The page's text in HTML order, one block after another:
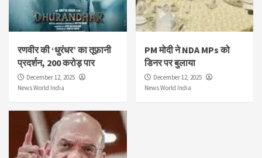
रणवीर की ‘धुरंधर’ का तूफ़ानी
प्रदर्शन, 200 करोड़ पार
December 12, 2025
News World India
PM मोदी ने NDA MPs को
डिनर पर बुलाया
December 12, 2025
News World India